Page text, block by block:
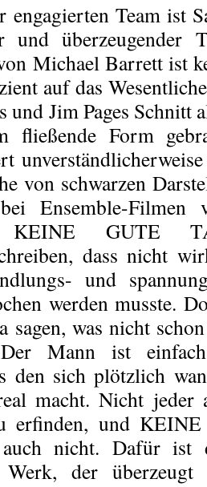
engagierten Team ist
und überzeugender
Michael Barrett ist
auf das
und Jim Pages Schnitt
fließende Form
von schwarzen
Ensemble-Filmen
KEINE GUTE
dass nicht
und
werden musste.
was nicht
Mann ist einfach
den sich plötzlich
macht. Nicht
erfinden, und
auch nicht. Dafür
Werk, der